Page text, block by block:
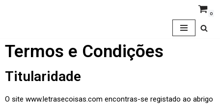
o
0
Termos e Condições
Titularidade
O site www.letrasecoisas.com encontras-se registado ao abrigo